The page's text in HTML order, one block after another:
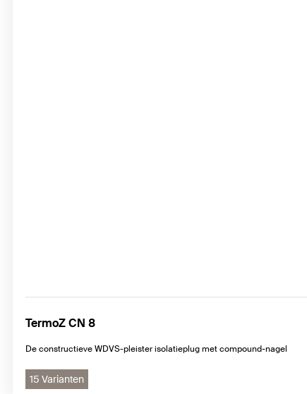
TermoZ CN 8
De constructieve WDVS-pleister isolatieplug met compound-nagel
15 Varianten